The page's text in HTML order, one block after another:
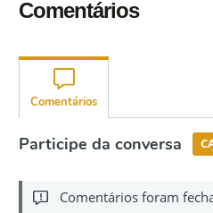
Comentários